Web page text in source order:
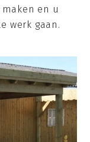
en u
werk gaan.